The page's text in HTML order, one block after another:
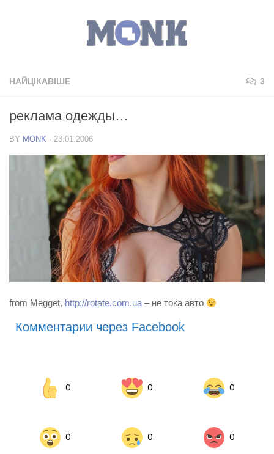
НАЙЦІКАВІШЕ 3
реклама одежды…
BY MONK · 23.01.2006
from Megget, http://rotate.com.ua – не тока авто
Комментарии через Facebook
0 0 0
0 0 0